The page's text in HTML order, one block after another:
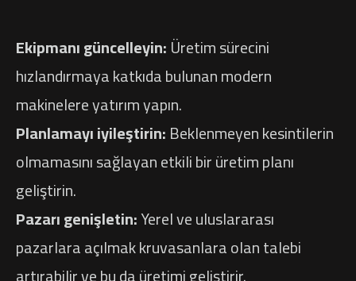
Ekipmanı güncelleyin:Üretim sürecini
hızlandırmaya katkıda bulunan modern
makinelere yatırım yapın.
Planlamayı iyileştirin:Beklenmeyen kesintilerin
olmamasını sağlayan etkili bir üretim planı
geliştirin.
Pazarı genişletin:Yerel ve uluslararası
pazarlara açılmak kruvasanlara olan talebi